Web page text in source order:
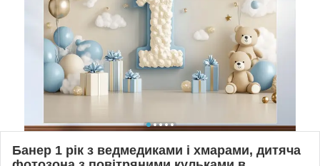
Банер 1 рік з ведмедиками і хмарами, дитяча